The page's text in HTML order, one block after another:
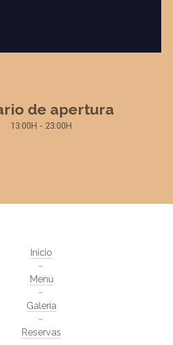
de apertura
13:00H - 23:00H
Inicio
Menú
Galería
Reservas